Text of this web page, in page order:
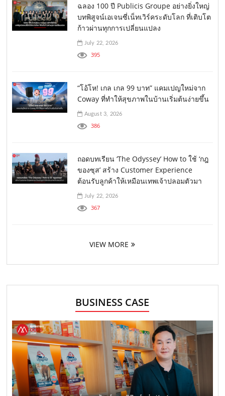
ฉลอง 100 ปี Publicis Groupe อย่างยิ่งใหญ่
บทพิสูจน์เอเจนซี่เน็ทเวิร์คระดับโลก ที่เติบโต
ก้าวผ่านทุกการเปลี่ยนแปลง
July 22, 2026
395
“โอ้โห! เกล เกล 99 บาท” แคมเปญใหม่จาก
Coway ที่ทำให้สุขภาพในบ้านเริ่มต้นง่ายขึ้น
August 3, 2026
386
ถอดบทเรียน ‘The Odyssey’ How to ใช้ ‘กฎ
ของซุส’ สร้าง Customer Experience
ต้อนรับลูกค้าให้เหมือนเทพเจ้าปลอมตัวมา
July 22, 2026
367
VIEW MORE
BUSINESS CASE